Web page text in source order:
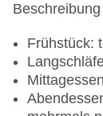
Frühstück: